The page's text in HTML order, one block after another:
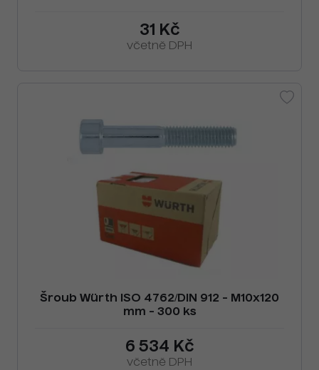
31 Kč
včetně DPH
Šroub Würth ISO 4762/DIN 912 - M10x120
mm - 300 ks
6 534 Kč
včetně DPH